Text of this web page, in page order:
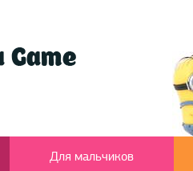
Для мальчиков